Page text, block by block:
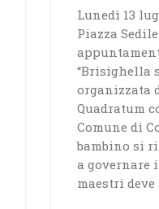
​Lunedì 13
Piazza
“Brisighella
organizzata
Quadratum
Comune di
bambino si
a governare
maestri deve